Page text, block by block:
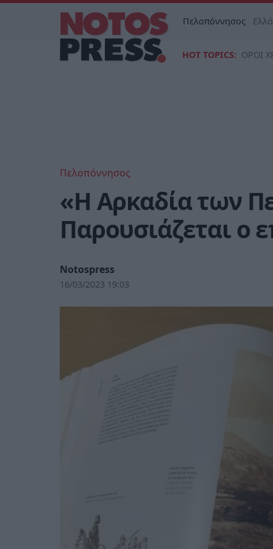
Πελοπόννησος
HOT TOPICS: ΟΡΟΙ
Πελοπόννησος
«Η Αρκαδία των
Παρουσιάζεται ο
Notospress
16/03/2023 19:03